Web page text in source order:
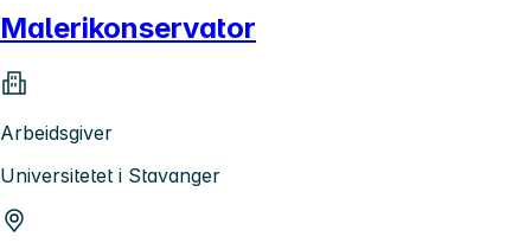
Malerikonservator
Arbeidsgiver
Universitetet i Stavanger